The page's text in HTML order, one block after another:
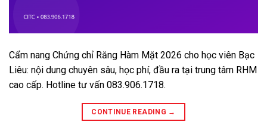
Cẩm nang Chứng chỉ Răng Hàm Mặt 2026 cho học viên Bạc
Liêu: nội dung chuyên sâu, học phí, đầu ra tại trung tâm RHM
cao cấp. Hotline tư vấn 083.906.1718.
CONTINUE READING →